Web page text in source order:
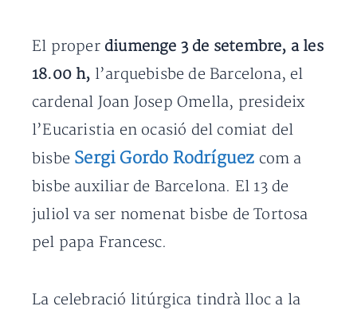
El proper diumenge 3 de setembre, a les
18.00 h, l’arquebisbe de Barcelona, el
cardenal Joan Josep Omella, presideix
l’Eucaristia en ocasió del comiat del
bisbe Sergi Gordo Rodríguez com a
bisbe auxiliar de Barcelona. El 13 de
juliol va ser nomenat bisbe de Tortosa
pel papa Francesc.
La celebració litúrgica tindrà lloc a la